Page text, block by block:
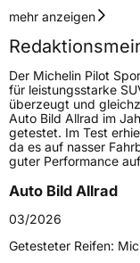
Lastindex107
Höchstlast975 kg
Gewicht (in kg) 13,4
Generelle Merkmale
Fahrzeugtyp
Verwendung
mehr anzeigen
Der Michelin Pilot
für leistungsstarke
überzeugt und
Auto Bild Allrad im
getestet. Im Test
da es auf nasser
guter Performance
Auto Bild Allrad
03/2026
Getesteter Reifen: